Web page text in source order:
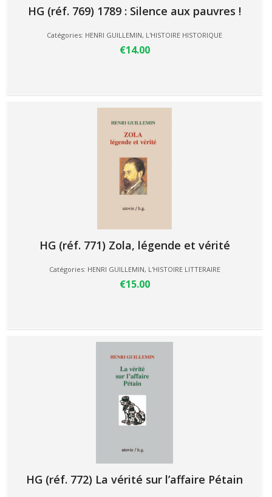
HG (réf. 769) 1789 : Silence aux pauvres !
Catégories: HENRI GUILLEMIN, L'HISTOIRE HISTORIQUE
€14.00
HG (réf. 771) Zola, légende et vérité
Catégories: HENRI GUILLEMIN, L'HISTOIRE LITTERAIRE
€15.00
HG (réf. 772) La vérité sur l’affaire Pétain